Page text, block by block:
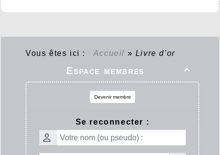
Vous êtes ici : Accueil » Livre d'or

Espace membres
Devenir membre
Se reconnecter :